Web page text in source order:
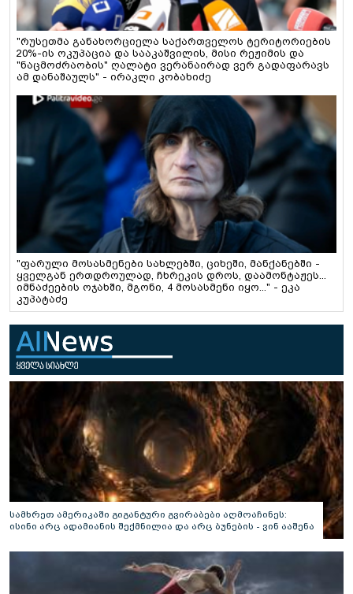
"რუსეთმა განახორციელა საქართველოს ტერიტორიების
20%-ის ოკუპაცია და სააკაშვილის, მისი რეჟიმის და
"ნაცმოძრაობის" ღალატი ვერანაირად ვერ გადაფარავს
ამ დანაშაულს" - ირაკლი კობახიძე
"ფარული მოსასმენები სახლებში, ციხეში, მანქანებში -
ყველგან ერთდროულად, ჩხრეკის დროს, დაამონტაჟეს...
იმნაძეების ოჯახში, მგონი, 4 მოსასმენი იყო..." - ეკა
კუპატაძე
სამხრეთ ამერიკაში გიგანტური გვირაბები აღმოაჩინეს:
ისინი არც ადამიანის შექმნილია და არც ბუნების - ვინ ააშენა